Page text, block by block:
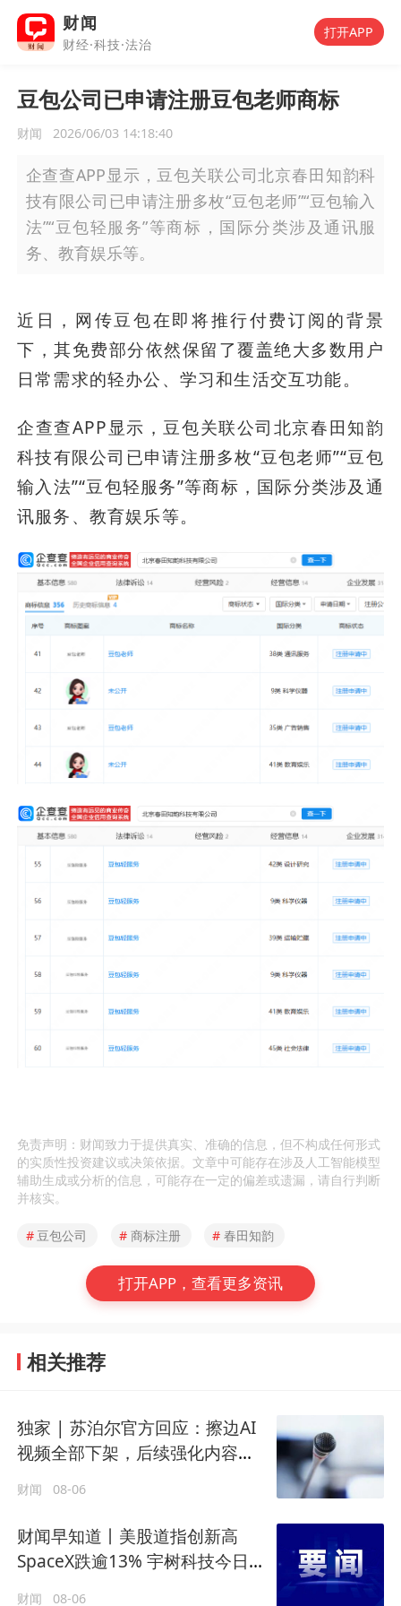
财闻
财经·科技·法治
打开APP
豆包公司已申请注册豆包老师商标
财闻 2026/06/03 14:18:40
企查查APP显示，豆包关联公司北京春田知韵科
技有限公司已申请注册多枚“豆包老师”“豆包输入
法”“豆包轻服务”等商标，国际分类涉及通讯服
务、教育娱乐等。
近日，网传豆包在即将推行付费订阅的背景
下，其免费部分依然保留了覆盖绝大多数用户
日常需求的轻办公、学习和生活交互功能。
企查查APP显示，豆包关联公司北京春田知韵
科技有限公司已申请注册多枚“豆包老师”“豆包
输入法”“豆包轻服务”等商标，国际分类涉及通
讯服务、教育娱乐等。
免责声明：财闻致力于提供真实、准确的信息，但不构成任何形式
的实质性投资建议或决策依据。文章中可能存在涉及人工智能模型
辅助生成或分析的信息，可能存在一定的偏差或遗漏，请自行判断
并核实。
#豆包公司 # 商标注册 # 春田知韵
打开APP，查看更多资讯
相关推荐
独家 | 苏泊尔官方回应：擦边AI
视频全部下架，后续强化内容审
财闻 08-06
财闻早知道丨美股道指创新高
SpaceX跌逾13% 宇树科技今日确
财闻 08-06